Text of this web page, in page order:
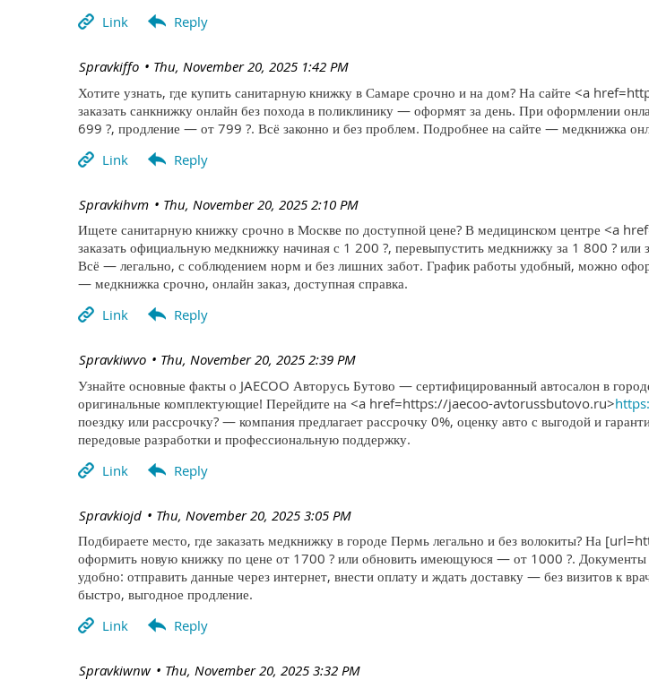
Thu, November 20, 2025 1:42 PM
| Spravkiffo
Хотите узнать, где купить санитарную книжку в Самаре срочно и на дом? На сайте <a
заказать санкнижку онлайн без похода в поликлинику — оформят за день. При оформлении
699 ?, продление — от 799 ?. Всё законно и без проблем. Подробнее на сайте — медкнижка
Thu, November 20, 2025 2:10 PM
| Spravkihvm
Ищете санитарную книжку срочно в Москве по доступной цене? В медицинском центре <a
заказать официальную медкнижку начиная с 1 200 ?, перевыпустить медкнижку за 1 800 ?
Всё — легально, с соблюдением норм и без лишних забот. График работы удобный, можно
— медкнижка срочно, онлайн заказ, доступная справка.
Thu, November 20, 2025 2:39 PM
| Spravkiwvo
Узнайте основные факты о JAECOO Авторусь Бутово — сертифицированный автосалон в
оригинальные комплектующие! Перейдите на <a href=https://jaecoo-avtorussbutovo.ru>
поездку или рассрочку? — компания предлагает рассрочку 0%, оценку авто с выгодой и
передовые разработки и профессиональную поддержку.
Thu, November 20, 2025 3:05 PM
| Spravkiojd
Подбираете место, где заказать медкнижку в городе Пермь легально и без волокиты? На
оформить новую книжку по цене от 1700 ? или обновить имеющуюся — от 1000 ?. Документы
удобно: отправить данные через интернет, внести оплату и ждать доставку — без визитов к
быстро, выгодное продление.
Thu, November 20, 2025 3:32 PM
| Spravkiwnw